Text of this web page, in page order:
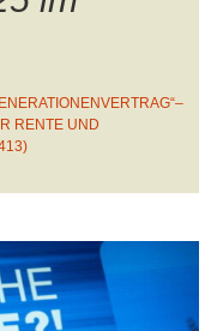
RENTE UND